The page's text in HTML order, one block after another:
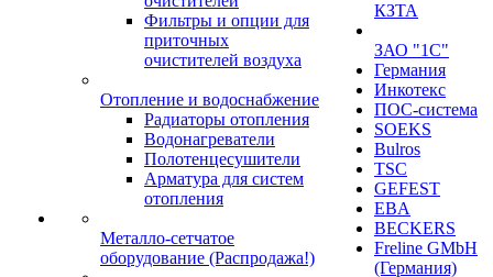
Фильтры и опции для
приточных
очистителей воздуха
Отопление и водоснабжение
Радиаторы отопления
Водонагреватели
Полотенцесушители
Арматура для систем
отопления
Металло-сетчатое
оборудование (Распродажа!)
КЗТА
ЗАО "1С"
Германия
Инкотекс
ПОС-система
SOEKS
Bulros
TSC
GEFEST
EBA
BECKERS
Freline GMbH
(Германия)